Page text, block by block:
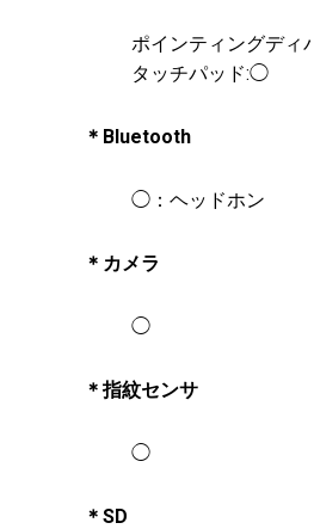
ポインティングディ
タッチパッド:◯
＊Bluetooth
◯：ヘッドホン
＊カメラ
◯
＊指紋センサ
◯
＊SD